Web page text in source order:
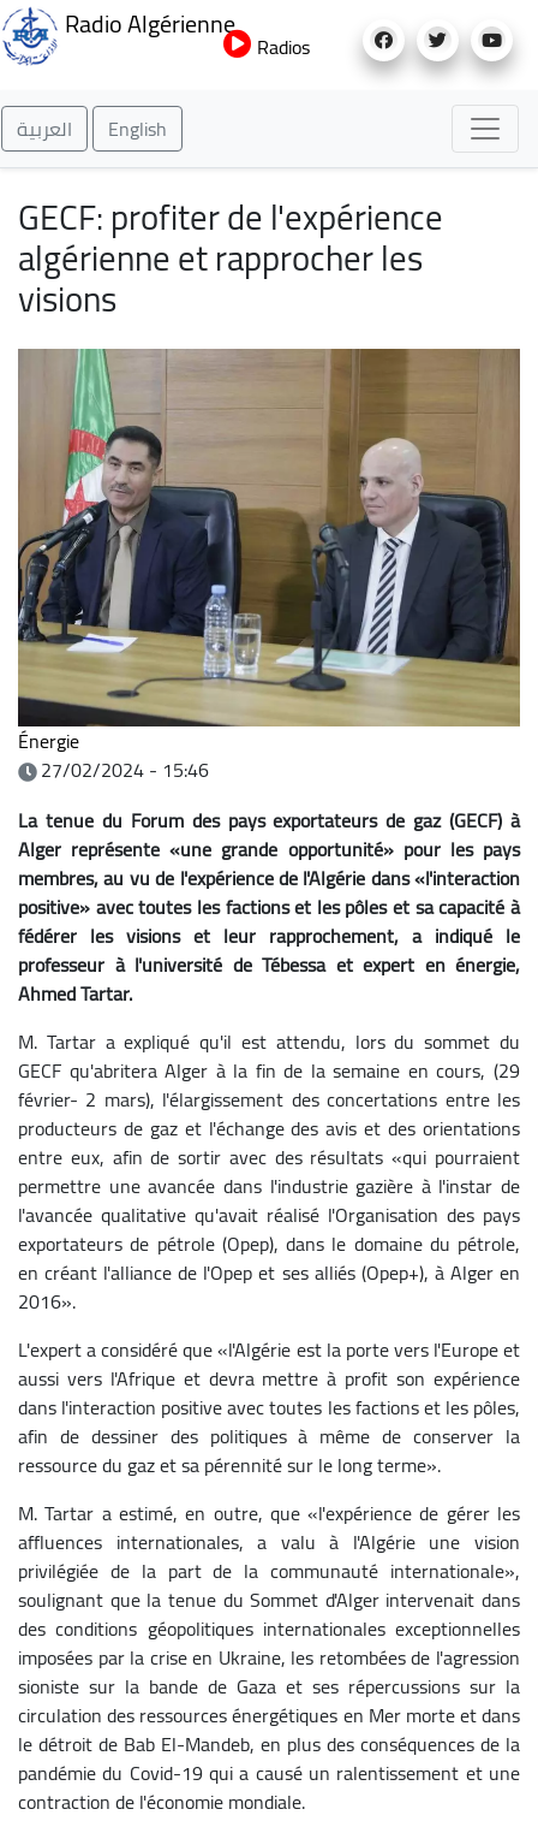
au
Radio Algérienne
Radios
العربية English
GECF: profiter de l'expérience
algérienne et rapprocher les
visions
Énergie
27/02/2024 - 15:46
La tenue du Forum des pays exportateurs de gaz (GECF) à
Alger représente «une grande opportunité» pour les pays
membres, au vu de l'expérience de l'Algérie dans «l'interaction
positive» avec toutes les factions et les pôles et sa capacité à
fédérer les visions et leur rapprochement, a indiqué le
professeur à l'université de Tébessa et expert en énergie,
Ahmed Tartar.
M. Tartar a expliqué qu'il est attendu, lors du sommet du
GECF qu'abritera Alger à la fin de la semaine en cours, (29
février- 2 mars), l'élargissement des concertations entre les
producteurs de gaz et l'échange des avis et des orientations
entre eux, afin de sortir avec des résultats «qui pourraient
permettre une avancée dans l'industrie gazière à l'instar de
l'avancée qualitative qu'avait réalisé l'Organisation des pays
exportateurs de pétrole (Opep), dans le domaine du pétrole,
en créant l'alliance de l'Opep et ses alliés (Opep+), à Alger en
2016».
L'expert a considéré que «l'Algérie est la porte vers l'Europe et
aussi vers l'Afrique et devra mettre à profit son expérience
dans l'interaction positive avec toutes les factions et les pôles,
afin de dessiner des politiques à même de conserver la
ressource du gaz et sa pérennité sur le long terme».
M. Tartar a estimé, en outre, que «l'expérience de gérer les
affluences internationales, a valu à l'Algérie une vision
privilégiée de la part de la communauté internationale»,
soulignant que la tenue du Sommet d'Alger intervenait dans
des conditions géopolitiques internationales exceptionnelles
imposées par la crise en Ukraine, les retombées de l'agression
sioniste sur la bande de Gaza et ses répercussions sur la
circulation des ressources énergétiques en Mer morte et dans
le détroit de Bab El-Mandeb, en plus des conséquences de la
pandémie du Covid-19 qui a causé un ralentissement et une
contraction de l'économie mondiale.